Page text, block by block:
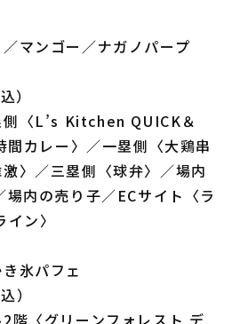
マンゴー／ナガノパープ
）
側〈L’s Kitchen QUICK＆
カレー〉／一塁側〈大鶏串
〉／三塁側〈球弁〉／場内
場内の売り子／ECサイト〈ラ
ン〉
氷パフェ
）